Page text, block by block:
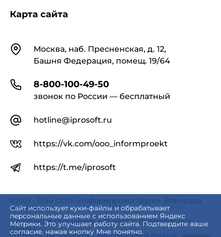
Сайт использует куки-файлы и обрабатывает
персональные данные с использованием Яндекс
Метрики. Это улучшает работу сайта. Подтвердите ваше
согласие, нажав кнопку Мне понятно.
КонтактыМосква, наб. Пресненская, д. 12,
Башня Федерация, помещ. 19/64
8-800-100-49-50
звонок по России — бесплатный
hotline@iprosoft.ru
https://vk.com/ooo_informproekt
https://t.me/iprosoft
Карта сайта
©2021 - 2026 ООО «Информпроект Групп». Все права
защищены.
Политика в отношении обработки персональных
данных
Согласие на обработку персональных данных